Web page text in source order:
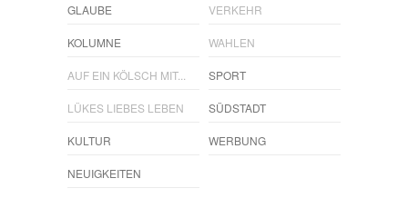
GLAUBE
KOLUMNE
AUF EIN KÖLSCH MIT...
LÜKES LIEBES LEBEN
KULTUR
NEUIGKEITEN
VERKEHR
WAHLEN
SPORT
SÜDSTADT
WERBUNG